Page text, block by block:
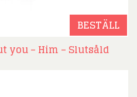
BESTÄLL
you – Him – Slutsåld